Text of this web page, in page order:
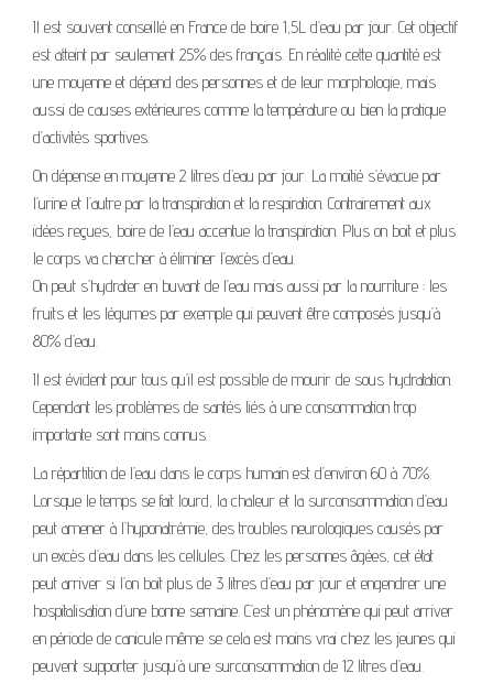
Il est souvent conseillé en France de boire 1,5L d’eau par jour. Cet objectif
est atteint par seulement 25% des français. En réalité cette quantité est
une moyenne et dépend des personnes et de leur morphologie, mais
aussi de causes extérieures comme la température ou bien la pratique
d’activités sportives.
On dépense en moyenne 2 litres d’eau par jour. La moitié s’évacue par
l’urine et l’autre par la transpiration et la respiration. Contrairement aux
idées reçues, boire de l’eau accentue la transpiration. Plus on boit et plus
le corps va chercher à éliminer l’excès d’eau.
On peut s’hydrater en buvant de l’eau mais aussi par la nourriture : les
fruits et les légumes par exemple qui peuvent être composés jusqu’à
80% d’eau.
Il est évident pour tous qu’il est possible de mourir de sous hydratation.
Cependant les problèmes de santés liés à une consommation trop
importante sont moins connus.
La répartition de l’eau dans le corps humain est d’environ 60 à 70%.
Lorsque le temps se fait lourd, la chaleur et la surconsommation d’eau
peut amener à l’hyponatrémie, des troubles neurologiques causés par
un excès d’eau dans les cellules. Chez les personnes âgées, cet état
peut arriver si l’on boit plus de 3 litres d’eau par jour et engendrer une
hospitalisation d’une bonne semaine. C’est un phénomène qui peut arriver
en période de canicule même se cela est moins vrai chez les jeunes qui
peuvent supporter jusqu’à une surconsommation de 12 litres d’eau.